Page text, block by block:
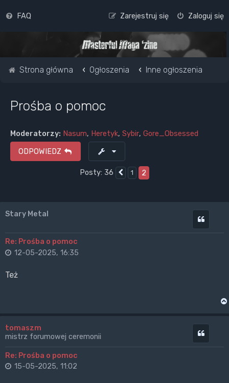
FAQ Zaloguj się
Zarejestruj się
Strona główna Ogłoszenia Inne ogłoszenia
Prośba o pomoc
Moderatorzy: Nasum, Heretyk, Sybir, Gore_Obsessed
ODPOWIEDZ
Posty: 36 Poprzednia
1 2
Stary Metal
Re: Prośba o pomoc
12-05-2025, 16:35
Też
tomaszm
mistrz forumowej ceremonii
Re: Prośba o pomoc
15-05-2025, 11:02